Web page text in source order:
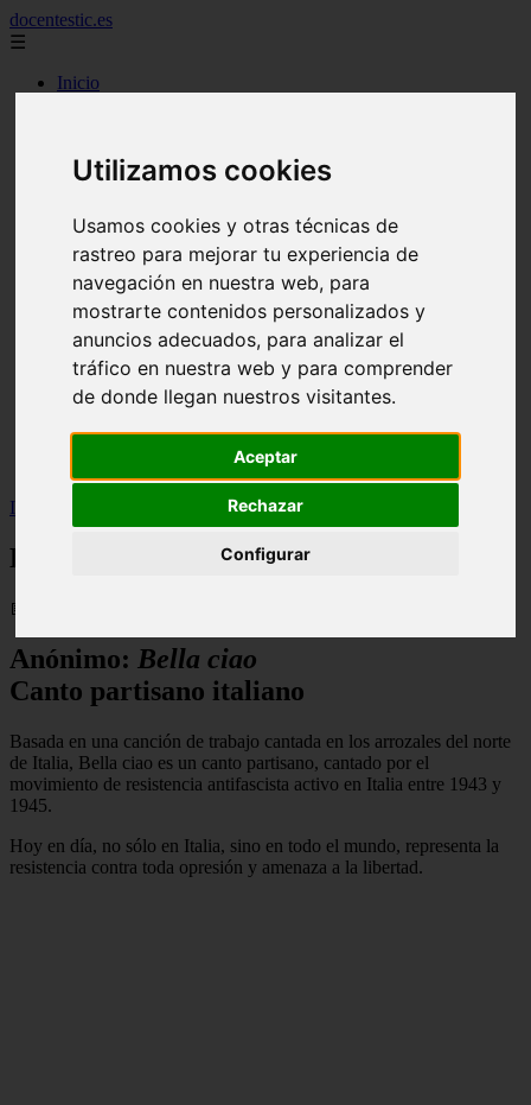
Utilizamos cookies
Usamos cookies y otras técnicas de
rastreo para mejorar tu experiencia de
navegación en nuestra web, para
mostrarte contenidos personalizados y
anuncios adecuados, para analizar el
tráfico en nuestra web y para comprender
de donde llegan nuestros visitantes.
Aceptar
Rechazar
Configurar
docentestic.es
☰
Inicio
2013
2018
2019
cuidado y mantenimiento de la flauta
curiosidades sobre la flauta
eventos y conciertos de flauta
interpretes destacados de flauta
musica para flauta
noticias sobre flauta
partituras para flauta
Inicio
Bella ciao
📅 14/08/2025
Anónimo: Bella ciao
Canto partisano italiano
Basada en una canción de trabajo cantada en los arrozales del norte
de Italia, Bella ciao es un canto partisano, cantado por el
movimiento de resistencia antifascista activo en Italia entre 1943 y
1945.
Hoy en día, no sólo en Italia, sino en todo el mundo, representa la
resistencia contra toda opresión y amenaza a la libertad.